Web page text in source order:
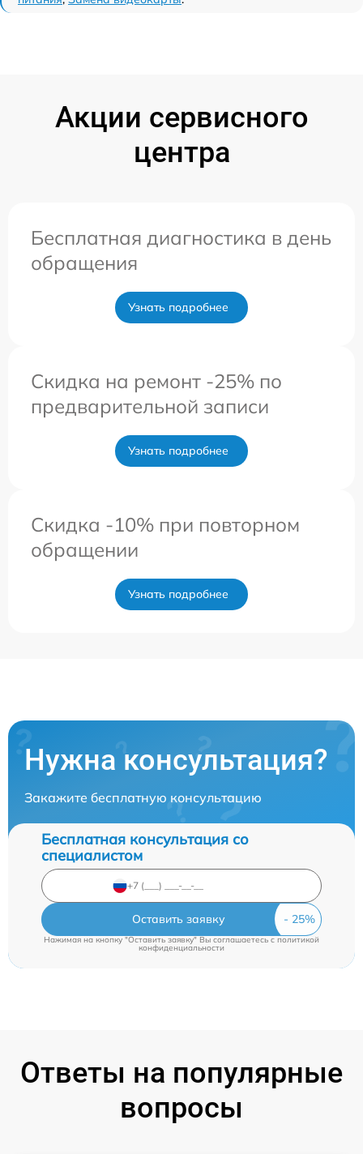
Акции сервисного
центра
Бесплатная диагностика в день
обращения
Узнать подробнее
Скидка на ремонт -25% по
предварительной записи
Узнать подробнее
Скидка -10% при повторном
обращении
Узнать подробнее
Нужна консультация?
Закажите бесплатную консультацию
Бесплатная консультация со
специалистом
Оставить заявку
Нажимая на кнопку "Оставить заявку" Вы соглашаетесь cполитикой
конфиденциальности
Ответы на популярные
вопросы